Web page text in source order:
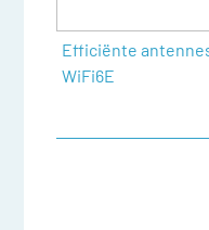
Uw vraag
Efficiënte
WiFi6E